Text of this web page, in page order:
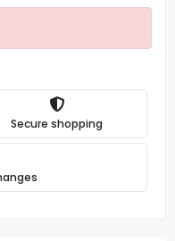
Secure shopping